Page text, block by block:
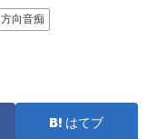
方向音痴
はてブ